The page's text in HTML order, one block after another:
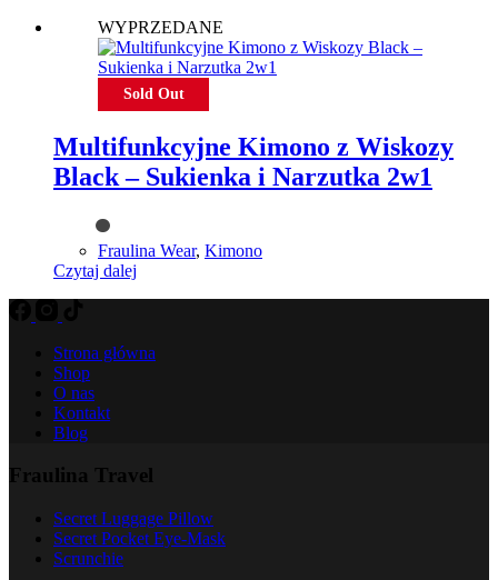
WYPRZEDANE
Sold Out
Multifunkcyjne Kimono z Wiskozy
Black – Sukienka i Narzutka 2w1
Fraulina Wear, Kimono
Czytaj dalej
Strona główna
Shop
O nas
Kontakt
Blog
Fraulina Travel
Secret Luggage Pillow
Secret Pocket Eye-Mask
Scrunchie